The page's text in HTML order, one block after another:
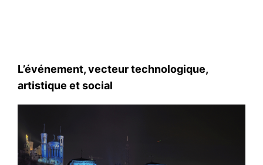
L’événement, vecteur technologique,
artistique et social